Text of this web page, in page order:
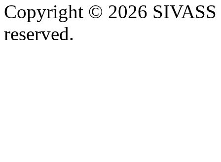
Copyright © 2026
reserved.